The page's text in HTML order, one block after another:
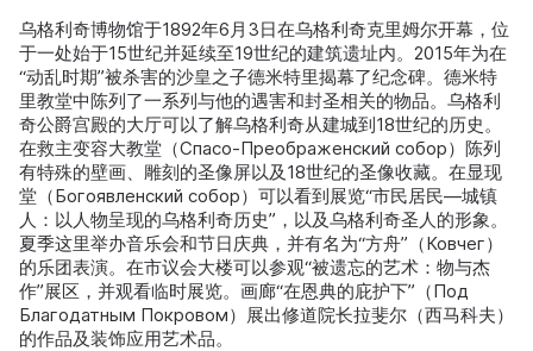
乌格利奇博物馆于1892年6月3日在乌格利奇克里姆尔开幕，位
于一处始于15世纪并延续至19世纪的建筑遗址内。2015年为在
“动乱时期”被杀害的沙皇之子德米特里揭幕了纪念碑。德米特
里教堂中陈列了一系列与他的遇害和封圣相关的物品。乌格利
奇公爵宫殿的大厅可以了解乌格利奇从建城到18世纪的历史。
在救主变容大教堂（Спасо‑Преображенский собор）陈列
有特殊的壁画、雕刻的圣像屏以及18世纪的圣像收藏。在显现
堂（Богоявленский собор）可以看到展览“市民居民—城镇
人：以人物呈现的乌格利奇历史”，以及乌格利奇圣人的形象。
夏季这里举办音乐会和节日庆典，并有名为“方舟”（Ковчег）
的乐团表演。在市议会大楼可以参观“被遗忘的艺术：物与杰
作”展区，并观看临时展览。画廊“在恩典的庇护下”（Под
Благодатным Покровом）展出修道院长拉斐尔（西马科夫）
的作品及装饰应用艺术品。